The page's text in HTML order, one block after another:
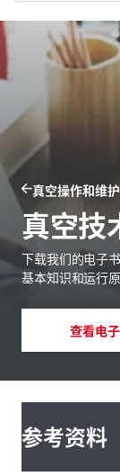
真空操作和维护
真空技
下载我们的电子
基本知识和运行原
查看电
参考资料